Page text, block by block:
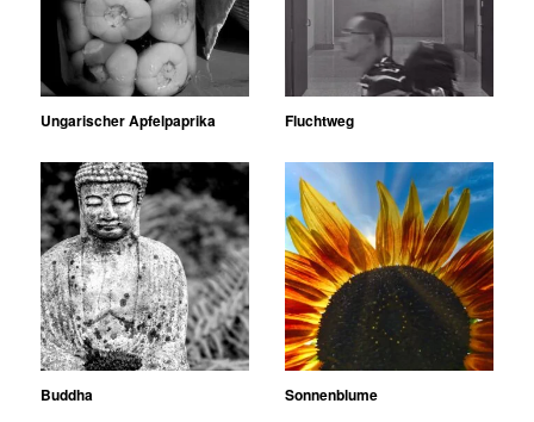
Ungarischer Apfelpaprika Fluchtweg
Buddha Sonnenblume